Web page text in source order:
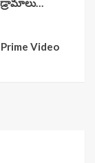
Video